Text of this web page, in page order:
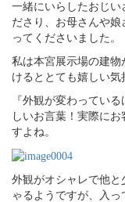
一緒にいらしたおじい
ださり、お母さんや
ってくださいました。
私は本宮展示場の建
けるととても嬉しい
『外観が変わってい
しいお言葉！実際に
すよね。
外観がオシャレで他と
ゃるようですが、入